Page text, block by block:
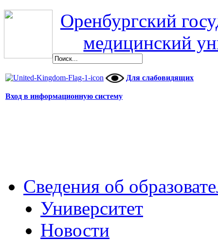
Оренбургский
медицинский
Для слабовидящих
Вход в информационную систему
Сведения об
Университет
Новости